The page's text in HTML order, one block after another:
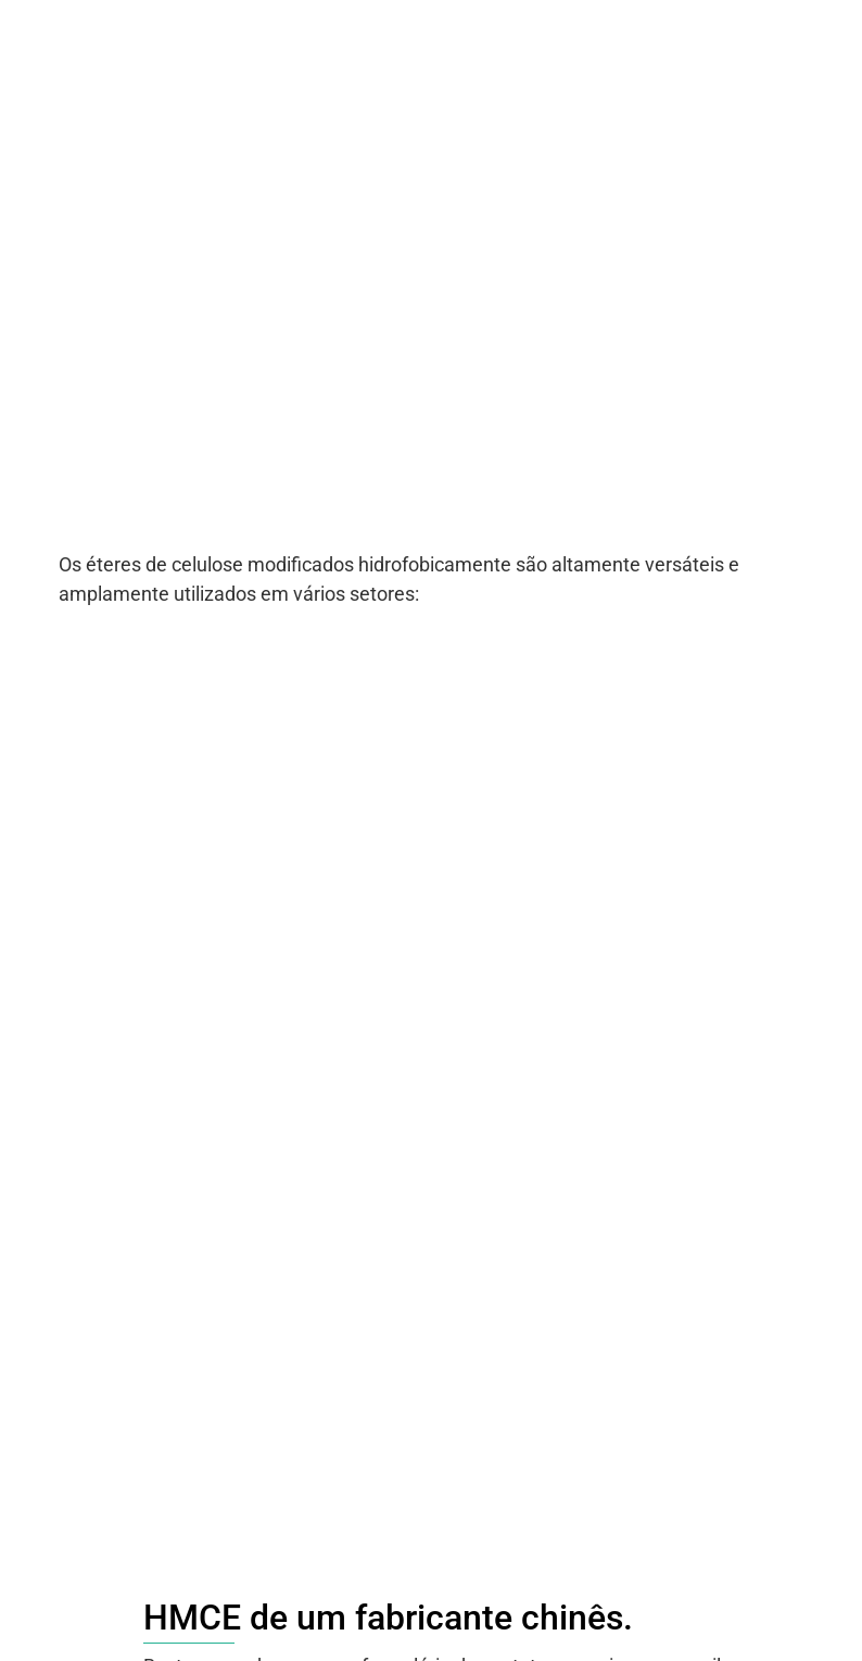
Os éteres de celulose modificados hidrofobicamente são altamente versáteis e
amplamente utilizados em vários setores:
HMCE de um fabricante chinês.